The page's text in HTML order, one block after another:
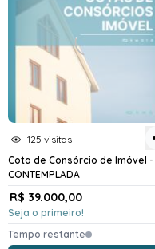
125 visitas
Cota de Consórcio de Imóvel -
CONTEMPLADA
R$ 39.000,00
Seja o primeiro!
Tempo restante